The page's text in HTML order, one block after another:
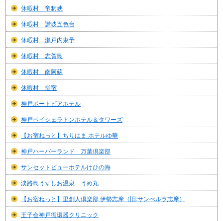
休暇村 帝釈峡
休暇村 讃岐五色台
休暇村 瀬戸内東予
休暇村 志賀島
休暇村 南阿蘇
休暇村 指宿
神戸ポートピアホテル
神戸ベイシェラトンホテル＆タワーズ
【お宿ねっと】ちりはま ホテルゆ華
神戸ハーバーランド 万葉倶楽部
サンセットビューホテルけひの海
淡路島うずしお温泉 うめ丸
【お宿ねっと】里創人倶楽部 伊勢志摩（旧:サンぺルラ志摩）
王子会神戸循環器クリニック